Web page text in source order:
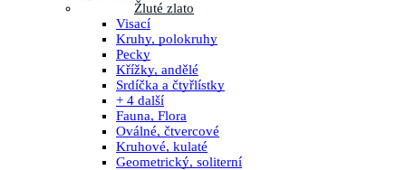
Žluté zlato
Visací
Kruhy, polokruhy
Pecky
Křížky, andělé
Srdíčka a čtyřlístky
+ 4 další
Fauna, Flora
Oválné, čtvercové
Kruhové, kulaté
Geometrický, soliterní